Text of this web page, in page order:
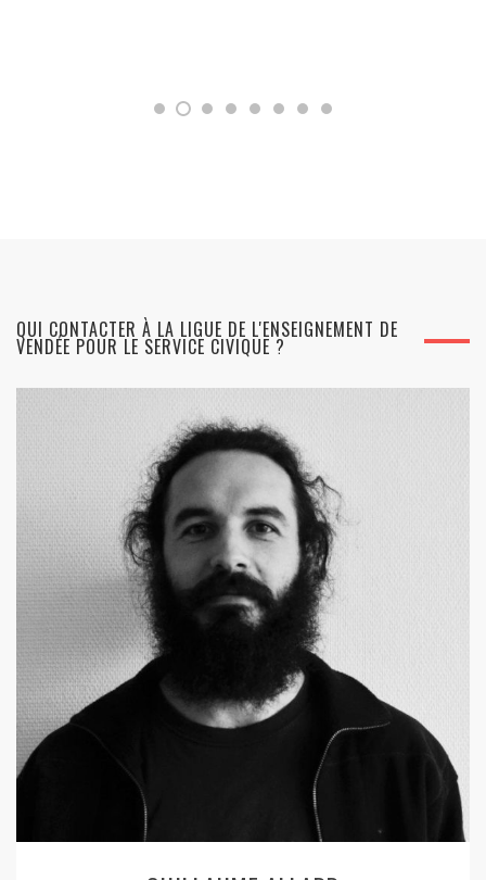
QUI CONTACTER À LA LIGUE DE L'ENSEIGNEMENT DE
VENDÉE POUR LE SERVICE CIVIQUE ?